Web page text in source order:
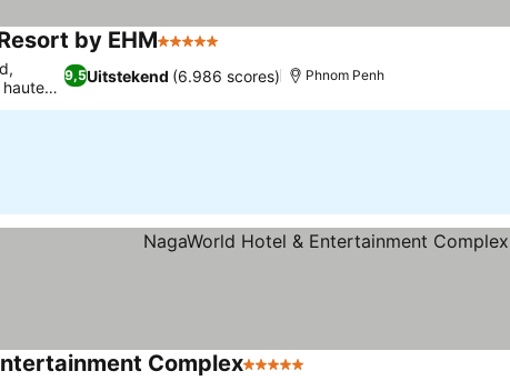
by EHM5 Sterren
9,5Uitstekend (6.986 scores)
haute
Phnom Penh
Complex5 Sterren